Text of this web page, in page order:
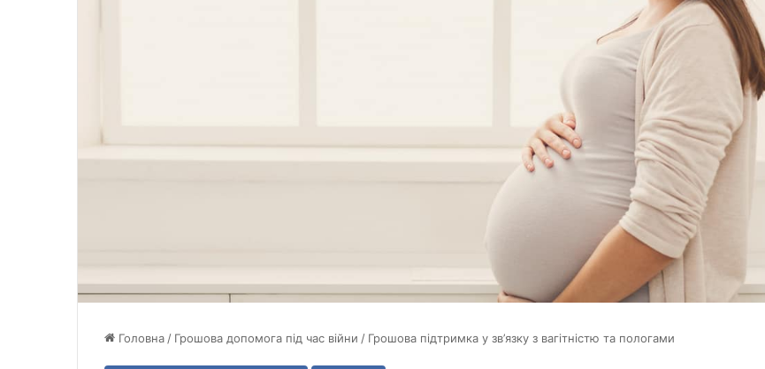
Головна/ Грошова допомога під час війни / Грошова підтримка у зв’язку з вагітністю та пологами